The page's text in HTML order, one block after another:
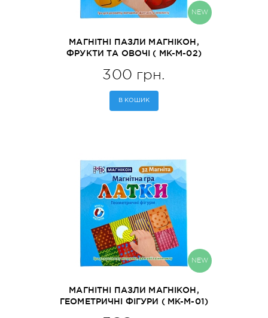
NEW
МАГНІТНІ ПАЗЛИ МАГНІКОН,
ФРУКТИ ТА ОВОЧІ ( MK-М-02)
300 грн.
В КОШИК
NEW
МАГНІТНІ ПАЗЛИ МАГНІКОН,
ГЕОМЕТРИЧНІ ФІГУРИ ( MK-М-01)